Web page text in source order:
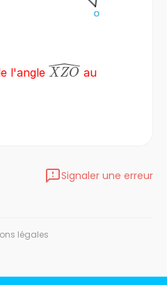
l'angle \widehat{XZO}
XZO au
Signaler une erreur
légales